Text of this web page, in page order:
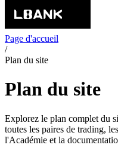
Page d'accueil
/
Plan du site
Plan du site
Explorez le plan complet du
toutes les paires de trading,
l'Académie et la